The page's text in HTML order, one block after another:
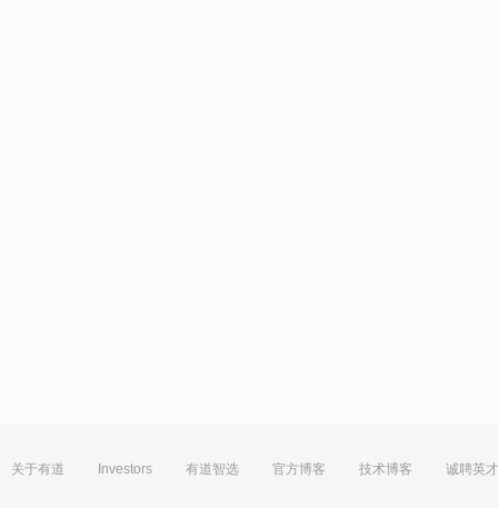
关于有道 Investors 有道智选 官方博客 技术博客 诚聘英才